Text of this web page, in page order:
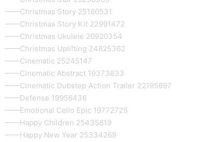
——Christmas Story 25180531
——Christmas Story Kit 22991472
——Christmas Ukulele 20920354
——Christmas Uplifting 24825362
——Cinematic 25245147
——Cinematic Abstract 19373833
——Cinematic Dubstep Action Trailer 22195697
——Defense 19956436
——Emotional Cello Epic 19772725
——Happy Children 25435819
——Happy New Year 25334269